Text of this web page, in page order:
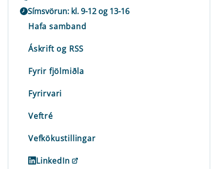
Símsvörun: kl. 9-12 og 13-16
Hafa samband
Áskrift og RSS
Fyrir fjölmiðla
Fyrirvari
Veftré
Vefkökustillingar
LinkedIn